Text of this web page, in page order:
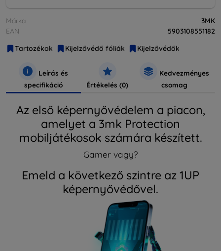
Márka
3MK
EAN
5903108551182
Tartozékok
Kijelzővédő fóliák Kijelzővédők
Leírás és
specifikáció
Értékelés (0)
Kedvezményes
csomag
Az első képernyővédelem a piacon,
amelyet a 3mk Protection
mobiljátékosok számára készített.
Gamer vagy?
Emeld a következő szintre az 1UP
képernyővédővel.